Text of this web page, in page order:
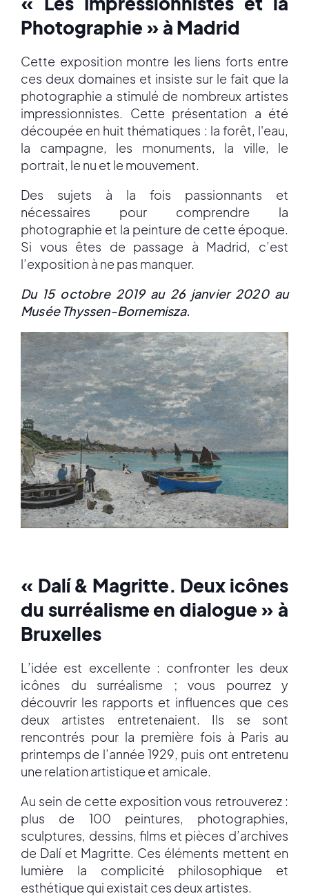
Photographie » à Madrid
Cette exposition montre les liens forts entre
ces deux domaines et insiste sur le fait que la
photographie a stimulé de nombreux artistes
impressionnistes. Cette présentation a été
découpée en huit thématiques : la forêt, l'eau,
la campagne, les monuments, la ville, le
portrait, le nu et le mouvement.
Des sujets à la fois passionnants et
nécessaires pour comprendre la
photographie et la peinture de cette époque.
Si vous êtes de passage à Madrid, c’est
l’exposition à ne pas manquer.
Du 15 octobre 2019 au 26 janvier 2020 au
Musée Thyssen-Bornemisza.
« Dalí & Magritte. Deux icônes
du surréalisme en dialogue » à
Bruxelles
L’idée est excellente : confronter les deux
icônes du surréalisme ; vous pourrez y
découvrir les rapports et influences que ces
deux artistes entretenaient. Ils se sont
rencontrés pour la première fois à Paris au
printemps de l’année 1929, puis ont entretenu
une relation artistique et amicale.
Au sein de cette exposition vous retrouverez :
plus de 100 peintures, photographies,
sculptures, dessins, films et pièces d’archives
de Dalí et Magritte. Ces éléments mettent en
lumière la complicité philosophique et
esthétique qui existait ces deux artistes.